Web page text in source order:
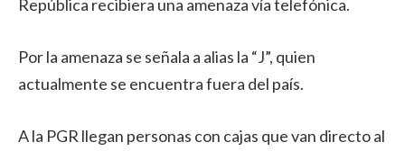
República recibiera una amenaza vía telefónica.
Por la amenaza se señala a alias la “J”, quien
actualmente se encuentra fuera del país.
A la PGR llegan personas con cajas que van directo al